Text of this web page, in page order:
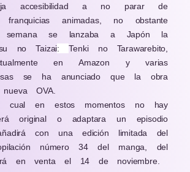
accesibilidad a no parar de
franquicias animadas, no obstante
se lanzaba a Japón la
no Taizai:Tenki no Tarawarebito,
en Amazon y varias
se ha anunciado que la obra
OVA.
en estos momentos no hay
original o adaptara un episodio
con una edición limitada del
número 34 del manga, del
en venta el 14 de noviembre.